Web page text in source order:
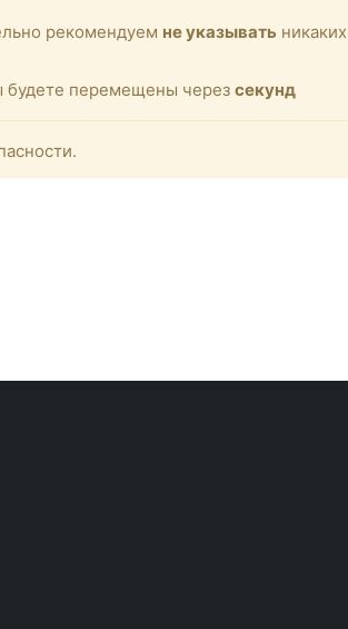
рекомендуем не указывать
будете перемещены через секунд